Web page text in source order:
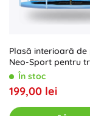
Plasă interioară
Neo-Sport pentru
374 cm 12 ft
În stoc
199,00 lei